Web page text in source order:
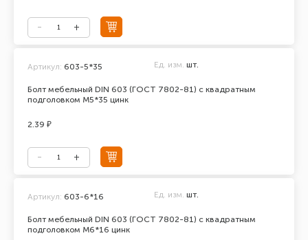
Болт мебельный DIN 603 (ГОСТ 7802-81) с квадратным
подголовком М5*35 цинк
Артикул: 603-5*35 Ед. изм. шт.
2.39 ₽
Болт мебельный DIN 603 (ГОСТ 7802-81) с квадратным
подголовком М6*16 цинк
Артикул: 603-6*16 Ед. изм. шт.